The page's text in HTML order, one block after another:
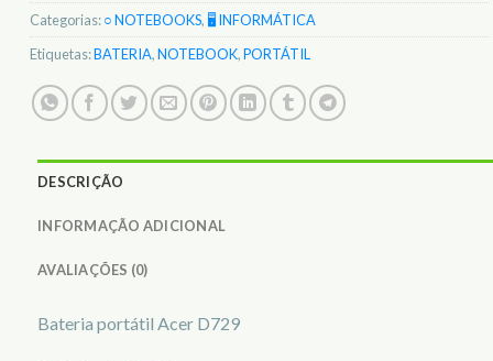
Categorias:○ NOTEBOOKS, 🖥️ INFORMÁTICA
Etiquetas:BATERIA,NOTEBOOK,PORTÁTIL
DESCRIÇÃO
INFORMAÇÃO ADICIONAL
AVALIAÇÕES (0)
Bateria portátil Acer D729